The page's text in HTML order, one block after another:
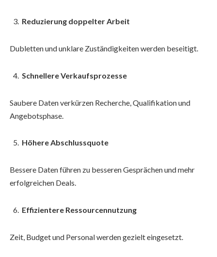
Reduzierung doppelter Arbeit
Dubletten und unklare Zuständigkeiten werden beseitigt.
Schnellere Verkaufsprozesse
Saubere Daten verkürzen Recherche, Qualifikation und
Angebotsphase.
Höhere Abschlussquote
Bessere Daten führen zu besseren Gesprächen und mehr
erfolgreichen Deals.
Effizientere Ressourcennutzung
Zeit, Budget und Personal werden gezielt eingesetzt.